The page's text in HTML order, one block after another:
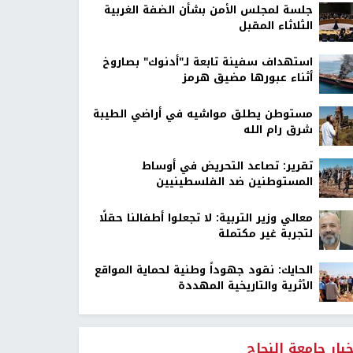
جلسة لمجلس الأمن بشأن الضفة الغربية
الثلاثاء المقبل
استهداف سفينة تابعة لـ"أدنوك" بصاروخ
أثناء عبورها مضيق هرمز
مستوطن يطلق مواشيه في أراضي الطيبة
شرق رام الله
تقرير: تصاعد التحريض في أوساط
المستوطنين ضد الفلسطينيين
معالي وزير التربية: لا تجعلوا أطفالنا حقلًا
لتجربة غير مكتملة
الحايك: نقود جهوداً وطنية لحماية المواقع
الأثرية والتاريخية المهددة